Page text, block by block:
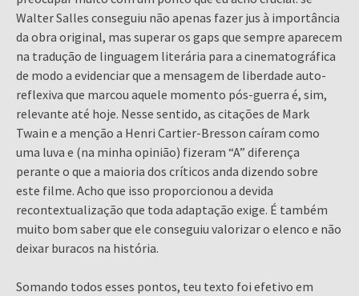
Walter Salles conseguiu não apenas fazer jus à importância
da obra original, mas superar os gaps que sempre aparecem
na tradução de linguagem literária para a cinematográfica
de modo a evidenciar que a mensagem de liberdade auto-
reflexiva que marcou aquele momento pós-guerra é, sim,
relevante até hoje. Nesse sentido, as citações de Mark
Twain e a menção a Henri Cartier-Bresson caíram como
uma luva e (na minha opinião) fizeram “A” diferença
perante o que a maioria dos críticos anda dizendo sobre
este filme. Acho que isso proporcionou a devida
recontextualização que toda adaptação exige. É também
muito bom saber que ele conseguiu valorizar o elenco e não
deixar buracos na história.
Somando todos esses pontos, teu texto foi efetivo em